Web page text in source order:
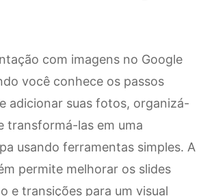
com imagens no Google
você conhece os passos
adicionar suas fotos, organizá-
transformá-las em uma
usando ferramentas simples. A
permite melhorar os slides
e transições para um visual